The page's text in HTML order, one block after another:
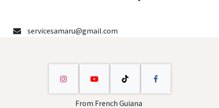
servicesamaru@gmail.com
From French Guiana